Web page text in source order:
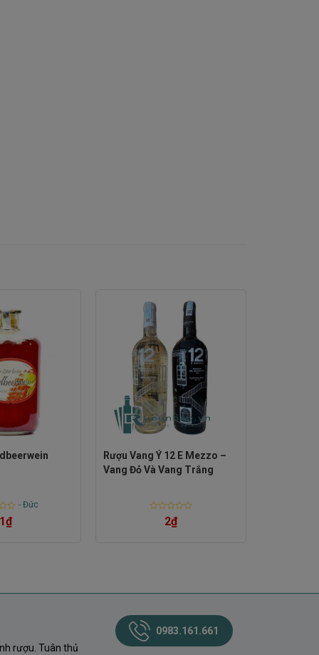
- Đức
1₫
Rượu Vang Ý 12 E Mezzo –
Vang Đỏ Và Vang Trắng
Rated2₫
rượu. Tuân thủ
0983.161.661